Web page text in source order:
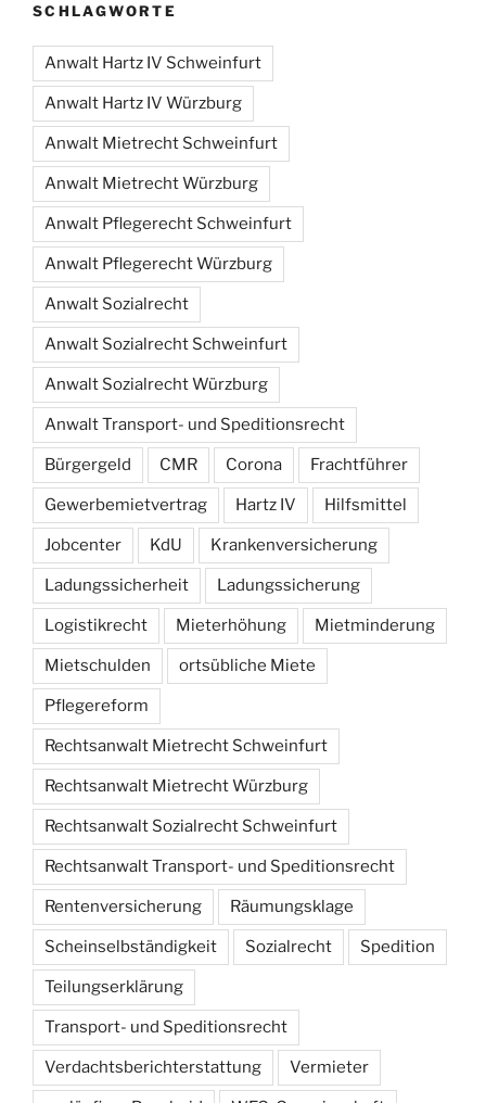
SCHLAGWORTE
Anwalt Hartz IV Schweinfurt
Anwalt Hartz IV Würzburg
Anwalt Mietrecht Schweinfurt
Anwalt Mietrecht Würzburg
Anwalt Pflegerecht Schweinfurt
Anwalt Pflegerecht Würzburg
Anwalt Sozialrecht
Anwalt Sozialrecht Schweinfurt
Anwalt Sozialrecht Würzburg
Anwalt Transport- und Speditionsrecht
Bürgergeld CMR Corona Frachtführer
Gewerbemietvertrag Hartz IV Hilfsmittel
Jobcenter KdU Krankenversicherung
Ladungssicherheit Ladungssicherung
Logistikrecht Mieterhöhung Mietminderung
Mietschulden ortsübliche Miete
Pflegereform
Rechtsanwalt Mietrecht Schweinfurt
Rechtsanwalt Mietrecht Würzburg
Rechtsanwalt Sozialrecht Schweinfurt
Rechtsanwalt Transport- und Speditionsrecht
Rentenversicherung Räumungsklage
Scheinselbständigkeit Sozialrecht Spedition
Teilungserklärung
Transport- und Speditionsrecht
Verdachtsberichterstattung Vermieter